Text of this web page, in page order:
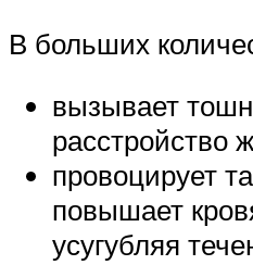
В больших
вызывает
расстройство
провоцирует
повышает
усугубляя